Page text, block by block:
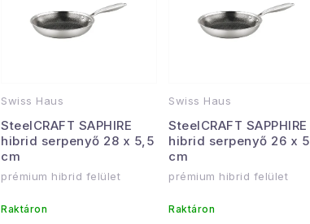
Swiss Haus
SteelCRAFT SAPHIRE
hibrid serpenyő 28 x 5,5
cm
prémium hibrid felület
Raktáron
Swiss Haus
SteelCRAFT SAPPHIRE
hibrid serpenyő 26 x 5
cm
prémium hibrid felület
Raktáron